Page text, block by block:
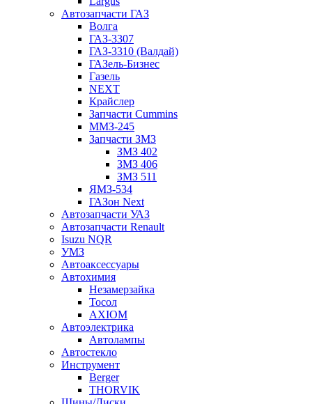
Автозапчасти ГАЗ
Волга
ГАЗ-3307
ГАЗ-3310 (Валдай)
ГАЗель-Бизнес
Газель
NEXT
Крайслер
Запчасти Cummins
ММЗ-245
Запчасти ЗМЗ
ЗМЗ 402
ЗМЗ 406
ЗМЗ 511
ЯМЗ-534
ГАЗон Next
Автозапчасти УАЗ
Автозапчасти Renault
Isuzu NQR
УМЗ
Автоаксессуары
Автохимия
Незамерзайка
Тосол
AXIOM
Автоэлектрика
Автолампы
Автостекло
Инструмент
Berger
THORVIK